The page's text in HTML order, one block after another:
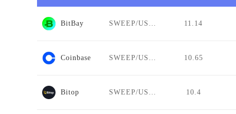
BitBay 11.14
Coinbase 10.65
Bitop 10.4